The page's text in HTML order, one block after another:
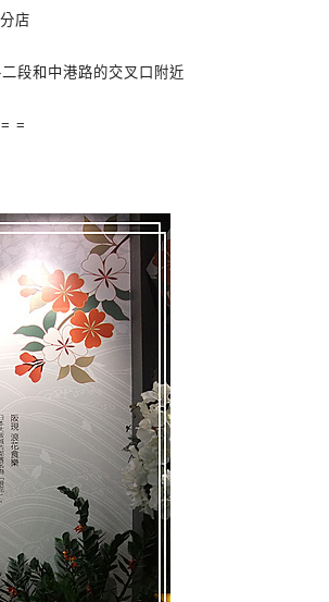
店
段和中港路的交叉口附近
=